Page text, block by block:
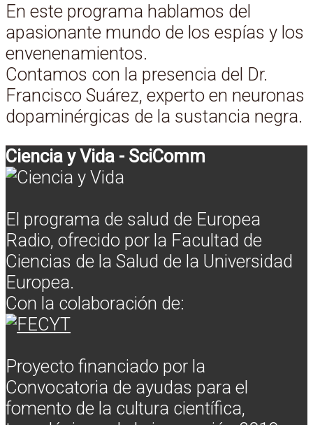
En este programa hablamos del
apasionante mundo de los espías y los
envenenamientos.
Contamos con la presencia del Dr.
Francisco Suárez, experto en neuronas
dopaminérgicas de la sustancia negra.
Ciencia y Vida - SciComm
El programa de salud de Europea
Radio, ofrecido por la Facultad de
Ciencias de la Salud de la Universidad
Europea.
Con la colaboración de:
Proyecto financiado por la
Convocatoria de ayudas para el
fomento de la cultura científica,